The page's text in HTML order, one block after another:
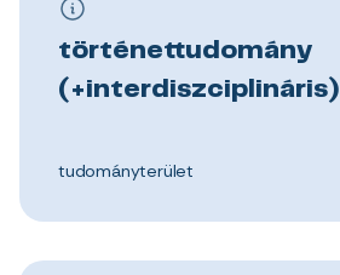
történettudomány
(+interdiszciplináris)
tudományterület